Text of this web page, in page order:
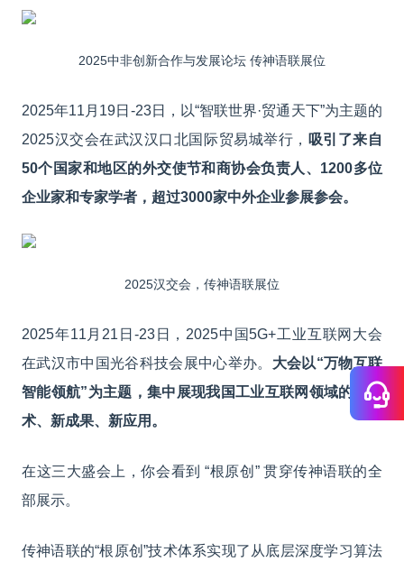
2025中非创新合作与发展论坛 传神语联展位
2025年11月19日-23日，以“智联世界·贸通天下”为主题的
2025汉交会在武汉汉口北国际贸易城举行， 吸引了来自
50个国家和地区的外交使节和商协会负责人、1200多位
企业家和专家学者，超过3000家中外企业参展参会。
2025汉交会，传神语联展位
2025年11月21日-23日，2025中国5G+工业互联网大会
在武汉市中国光谷科技会展中心举办。 大会以“万物互联
智能领航”为主题，集中展现我国工业互联网领域的新技
术、新成果、新应用。
在这三大盛会上，你会看到 “根原创” 贯穿传神语联的全
部展示。
传神语联的“根原创”技术体系实现了从底层深度学习算法